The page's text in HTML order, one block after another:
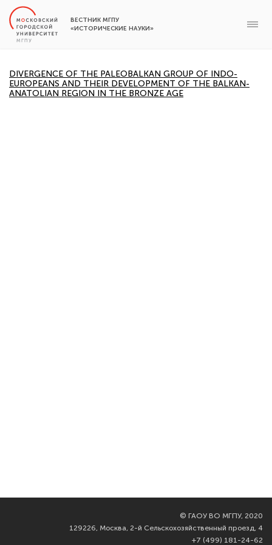
ВЕСТНИК МГПУ
«ИСТОРИЧЕСКИЕ НАУКИ»
DIVERGENCE OF THE PALEOBALKAN GROUP OF INDO-
EUROPEANS AND THEIR DEVELOPMENT OF THE BALKAN-
ANATOLIAN REGION IN THE BRONZE AGE
© ГАОУ ВО МГПУ, 2020
129226, Москва, 2-й Сельскохозяйственный проезд, 4
+7 (499) 181-24-62